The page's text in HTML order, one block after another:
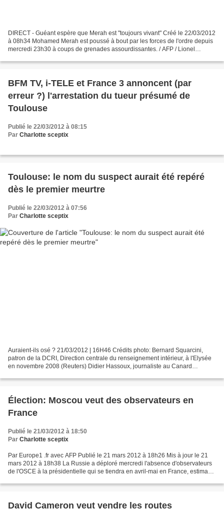
DIRECT - Guéant espère que Merah est "toujours vivant" Créé le 22/03/2012
à 08h34 Mohamed Merah est poussé à bout par les forces de l'ordre depuis
mercredi 23h30 à coups de grenades assourdissantes. / AFP / Lionel
BFM TV, i-TELE et France 3 annoncent (par
erreur ?) l'arrestation du tueur présumé de
Toulouse
Publié le 22/03/2012 à 08:15
Par Charlotte sceptix
Toulouse: le nom du suspect aurait été repéré
dès le premier meurtre
Publié le 22/03/2012 à 07:56
Par Charlotte sceptix
Auraient-ils osé ? 21/03/2012 | 16H46 Crédits photo: Bernard Squarcini,
patron de la DCRI, Direction centrale du renseignement intérieur, à l'Elysée
en novembre 2008 (Reuters) Didier Hassoux, journaliste au Canard
Élection: Moscou veut des observateurs en
France
Publié le 21/03/2012 à 18:50
Par Charlotte sceptix
Par Europe1 .fr avec AFP Publié le 21 mars 2012 à 18h26 Mis à jour le 21
mars 2012 à 18h38 La Russie a déploré mercredi l'absence d'observateurs
de l'OSCE à la présidentielle qui se tiendra en avril-mai en France, estimant
David Cameron veut vendre les routes